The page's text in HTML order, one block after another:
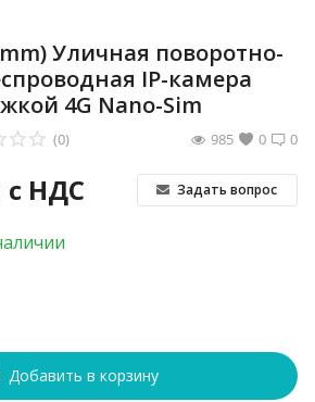
Уличная поворотно-
IP-камера
4G Nano-Sim
0
(0) 0
985
с НДС Задать вопрос
Добавить в корзину